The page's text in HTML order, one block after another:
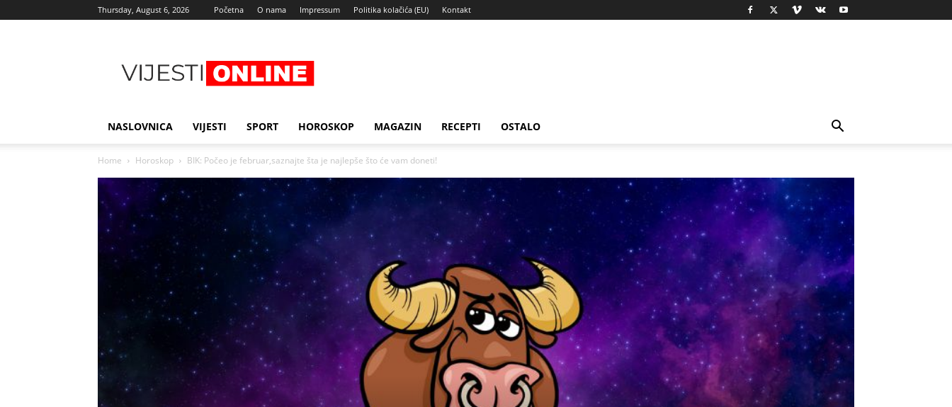
Thursday, August 6, 2026 Početna O nama Impressum Politika kolačića (EU) Kontakt
vijesti
NASLOVNICA VIJESTI SPORT HOROSKOP MAGAZIN RECEPTI OSTALO
Home Horoskop BIK: Počeo je februar,saznajte šta je najlepše što će vam doneti!